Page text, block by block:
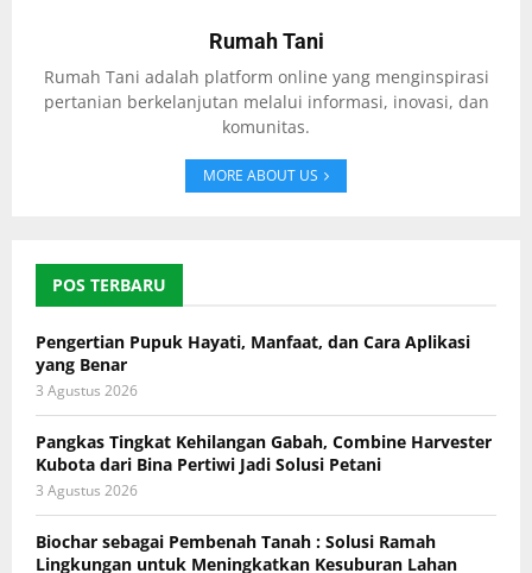
Rumah Tani
Rumah Tani adalah platform online yang menginspirasi
pertanian berkelanjutan melalui informasi, inovasi, dan
komunitas.
MORE ABOUT US
POS TERBARU
Pengertian Pupuk Hayati, Manfaat, dan Cara Aplikasi
yang Benar
3 Agustus 2026
Pangkas Tingkat Kehilangan Gabah, Combine Harvester
Kubota dari Bina Pertiwi Jadi Solusi Petani
3 Agustus 2026
Biochar sebagai Pembenah Tanah : Solusi Ramah
Lingkungan untuk Meningkatkan Kesuburan Lahan